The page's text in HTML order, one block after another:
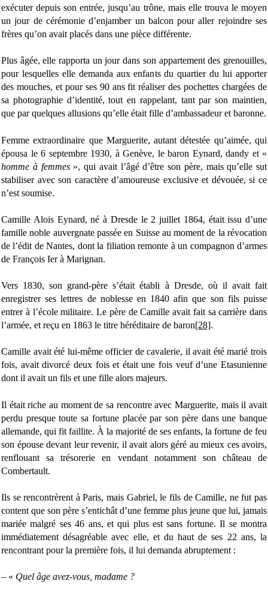
exécuter depuis son entrée, jusqu’au trône, mais elle trouva le moyen
un jour de cérémonie d’enjamber un balcon pour aller rejoindre ses
frères qu’on avait placés dans une pièce différente.
Plus âgée, elle rapporta un jour dans son appartement des grenouilles,
pour lesquelles elle demanda aux enfants du quartier du lui apporter
des mouches, et pour ses 90 ans fit réaliser des pochettes chargées de
sa photographie d’identité, tout en rappelant, tant par son maintien,
que par quelques allusions qu’elle était fille d’ambassadeur et baronne.
Femme extraordinaire que Marguerite, autant détestée qu’aimée, qui
épousa le 6 septembre 1930, à Genève, le baron Eynard, dandy et «
homme à femmes», qui avait l’âgé d’être son père, mais qu’elle sut
stabiliser avec son caractère d’amoureuse exclusive et dévouée, si ce
n’est soumise.
Camille Alois Eynard, né à Dresde le 2 juillet 1864, était issu d’une
famille noble auvergnate passée en Suisse au moment de la révocation
de l’édit de Nantes, dont la filiation remonte à un compagnon d’armes
de François Ier à Marignan.
Vers 1830, son grand-père s’était établi à Dresde, où il avait fait
enregistrer ses lettres de noblesse en 1840 afin que son fils puisse
entrer à l’école militaire. Le père de Camille avait fait sa carrière dans
l’armée, et reçu en 1863 le titre héréditaire de baron[28].
Camille avait été lui-même officier de cavalerie, il avait été marié trois
fois, avait divorcé deux fois et était une fois veuf d’une Etasunienne
dont il avait un fils et une fille alors majeurs.
Il était riche au moment de sa rencontre avec Marguerite, mais il avait
perdu presque toute sa fortune placée par son père dans une banque
allemande, qui fit faillite. À la majorité de ses enfants, la fortune de feu
son épouse devant leur revenir, il avait alors géré au mieux ces avoirs,
renflouant sa trésorerie en vendant notamment son château de
Combertault.
Ils se rencontrèrent à Paris, mais Gabriel, le fils de Camille, ne fut pas
content que son père s’entichât d’une femme plus jeune que lui, jamais
mariée malgré ses 46 ans, et qui plus est sans fortune. Il se montra
immédiatement désagréable avec elle, et du haut de ses 22 ans, la
rencontrant pour la première fois, il lui demanda abruptement :
– « Quel âge avez-vous, madame ?